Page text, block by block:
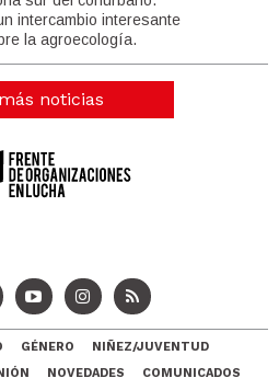
intercambio interesante
la agroecología.
noticias
GÉNERO
NIÑEZ/JUVENTUD
NOVEDADES COMUNICADOS